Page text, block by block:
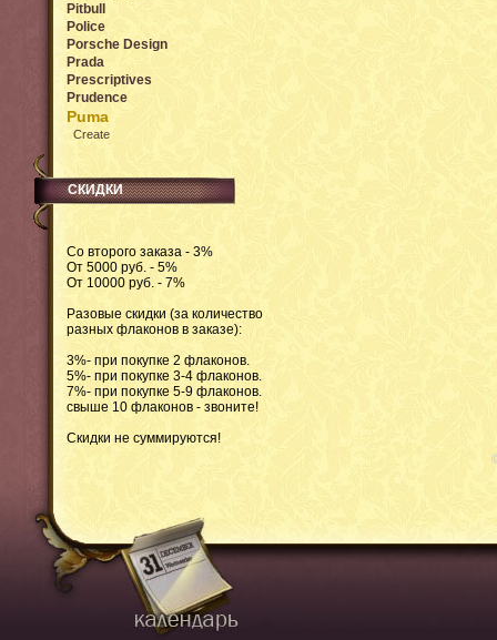
Pitbull
Police
Porsche Design
Prada
Prescriptives
Prudence
Puma
Create
СКИДКИ
Со второго заказа - 3%
От 5000 руб. - 5%
От 10000 руб. - 7%
Разовые скидки (за количество
разных флаконов в заказе):
3%- при покупке 2 флаконов.
5%- при покупке 3-4 флаконов.
7%- при покупке 5-9 флаконов.
свыше 10 флаконов - звоните!
Скидки не суммируются!